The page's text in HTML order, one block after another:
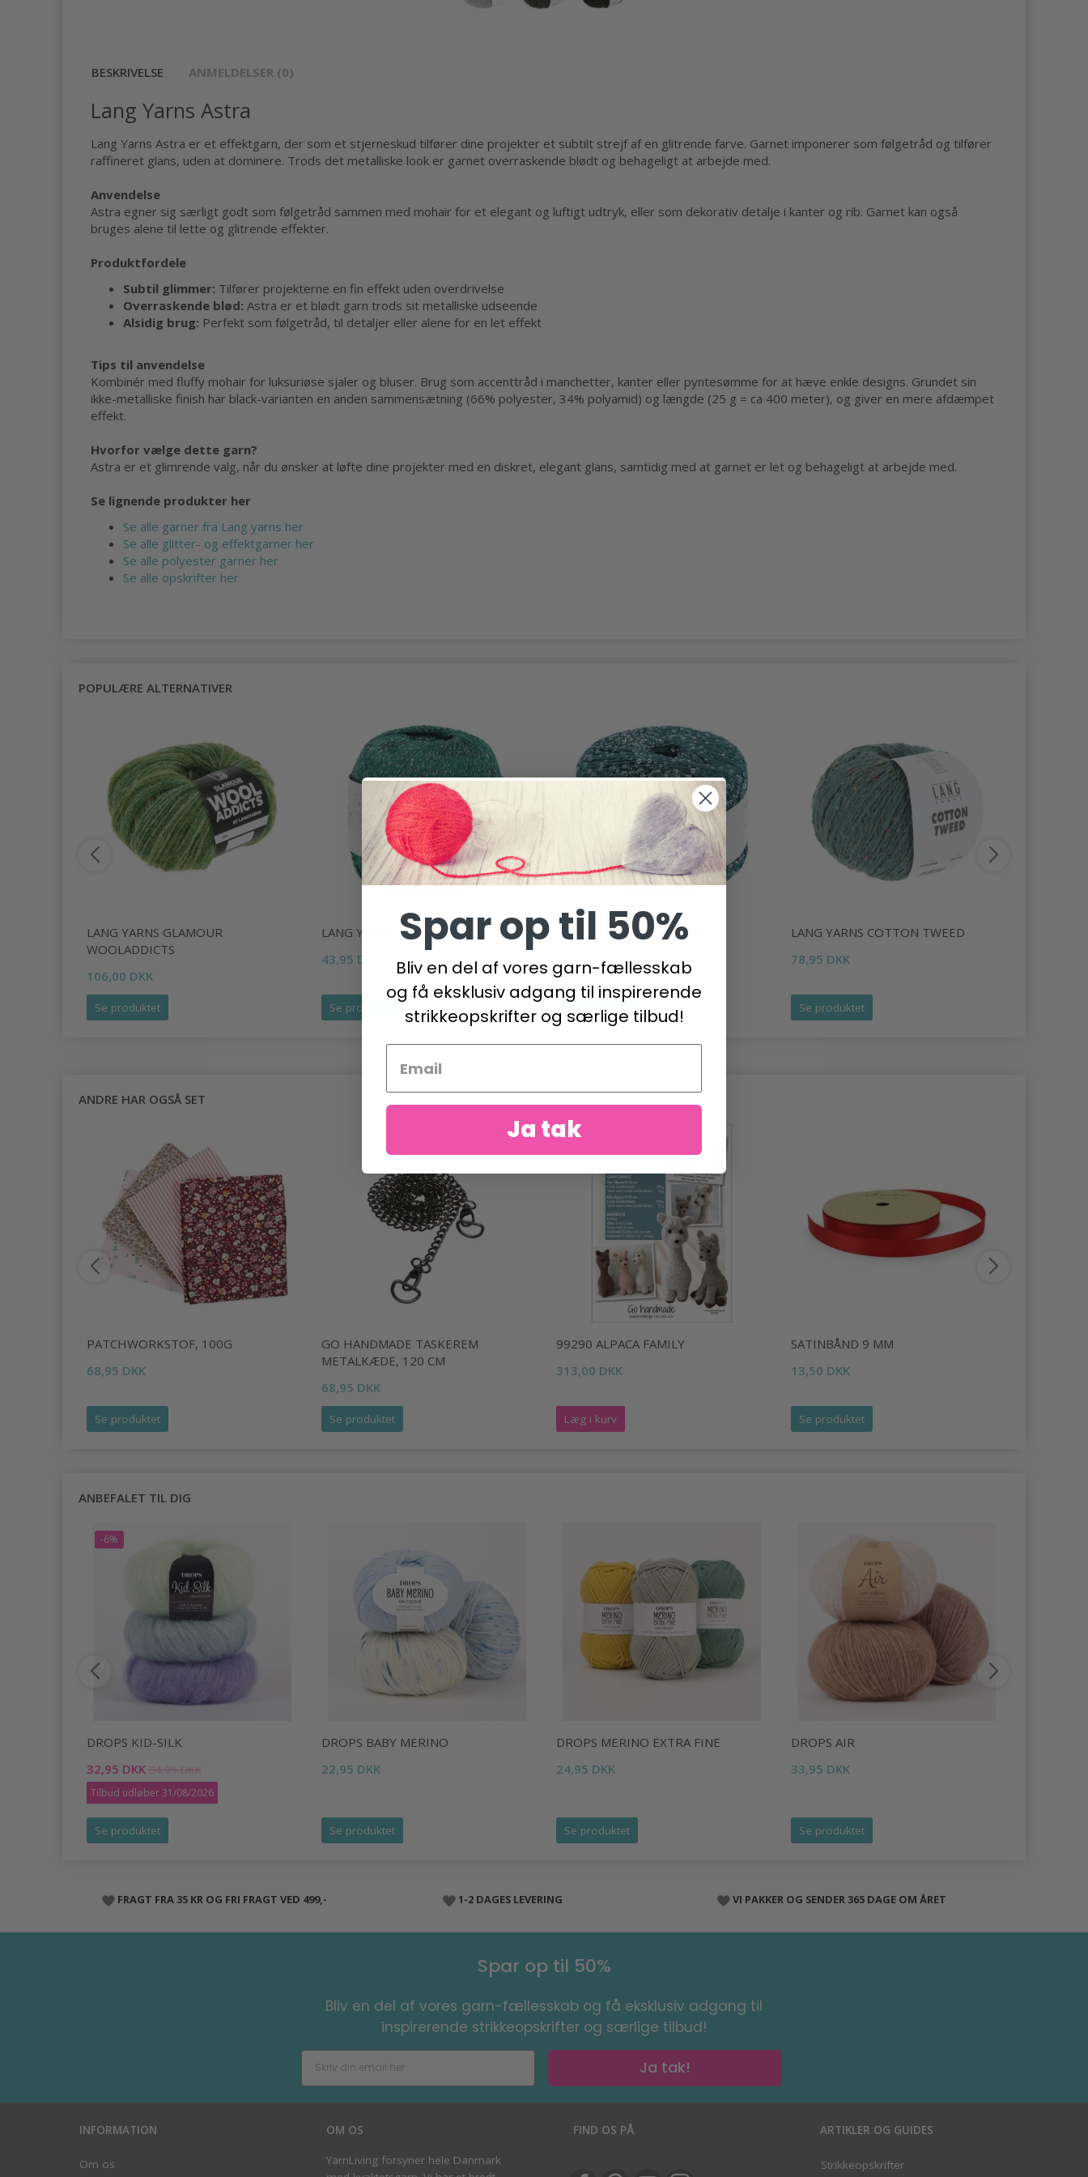
BESKRIVELSE ANMELDELSER (0)
Lang Yarns Astra
Lang Yarns Astra er et effektgarn, der som et stjerneskud tilfører dine projekter et subtilt strejf af en glitrende farve. Garnet imponerer som følgetråd og tilfører
raffineret glans, uden at dominere. Trods det metalliske look er garnet overraskende blødt og behageligt at arbejde med.
Anvendelse
Astra egner sig særligt godt som følgetråd sammen med mohair for et elegant og luftigt udtryk, eller som dekorativ detalje i kanter og rib. Garnet kan også
bruges alene til lette og glitrende effekter.
Produktfordele
Subtil glimmer: Tilfører projekterne en fin effekt uden overdrivelse
Overraskende blød: Astra er et blødt garn trods sit metalliske udseende
Alsidig brug: Perfekt som følgetråd, til detaljer eller alene for en let effekt
Tips til anvendelse
Kombinér med fluffy mohair for luksuriøse sjaler og bluser. Brug som accenttråd i manchetter, kanter eller pyntesømme for at hæve enkle designs. Grundet sin
ikke-metalliske finish har black-varianten en anden sammensætning (66% polyester, 34% polyamid) og længde (25 g = ca 400 meter), og giver en mere afdæmpet
effekt.
Hvorfor vælge dette garn?
Astra er et glimrende valg, når du ønsker at løfte dine projekter med en diskret, elegant glans, samtidig med at garnet er let og behageligt at arbejde med.
Se lignende produkter her
Se alle garner fra Lang yarns her
Se alle glitter- og effektgarner her
Se alle polyester garner her
Se alle opskrifter her
POPULÆRE ALTERNATIVER
LANG YARNS GLAMOUR
WOOLADDICTS
106,00 DKK
Se produktet
LANG YARNS LAMÉ
43,95 DKK
Se produktet
LANG YARNS PAILLETTES
61,95 DKK
Se produktet
LANG YARNS COTTON TWEED
78,95 DKK
Se produktet
ANDRE HAR OGSÅ SET
PATCHWORKSTOF, 100G
68,95 DKK
Se produktet
GO HANDMADE TASKEREM
METALKÆDE, 120 CM
68,95 DKK
Se produktet
99290 ALPACA FAMILY
313,00 DKK
Læg i kurv
SATINBÅND 9 MM
13,50 DKK
Se produktet
ANBEFALET TIL DIG
-6%
DROPS KID-SILK
32,95 DKK 34,95 DKK
Tilbud udløber 31/08/2026
Se produktet
DROPS BABY MERINO
22,95 DKK
Se produktet
DROPS MERINO EXTRA FINE
24,95 DKK
Se produktet
DROPS AIR
33,95 DKK
Se produktet
FRAGT FRA 35 KR OG FRI FRAGT VED 499,- 1-2 DAGES LEVERING VI PAKKER OG SENDER 365 DAGE OM ÅRET
Spar op til 50%
Bliv en del af vores garn-fællesskab og få eksklusiv adgang til
inspirerende strikkeopskrifter og særlige tilbud!
Ja tak!
INFORMATION
Om os
OM OS
YarnLiving forsyner hele Danmark
FIND OS PÅ ARTIKLER OG GUIDES
Strikkeopskrifter
Spar op til 50%
Bliv en del af vores garn-fællesskab
og få eksklusiv adgang til inspirerende
strikkeopskrifter og særlige tilbud!
Ja tak